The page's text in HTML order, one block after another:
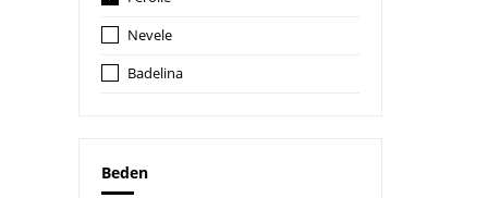
Nevele
Badelina
Beden